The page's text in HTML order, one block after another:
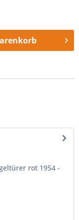
rot 1954 -